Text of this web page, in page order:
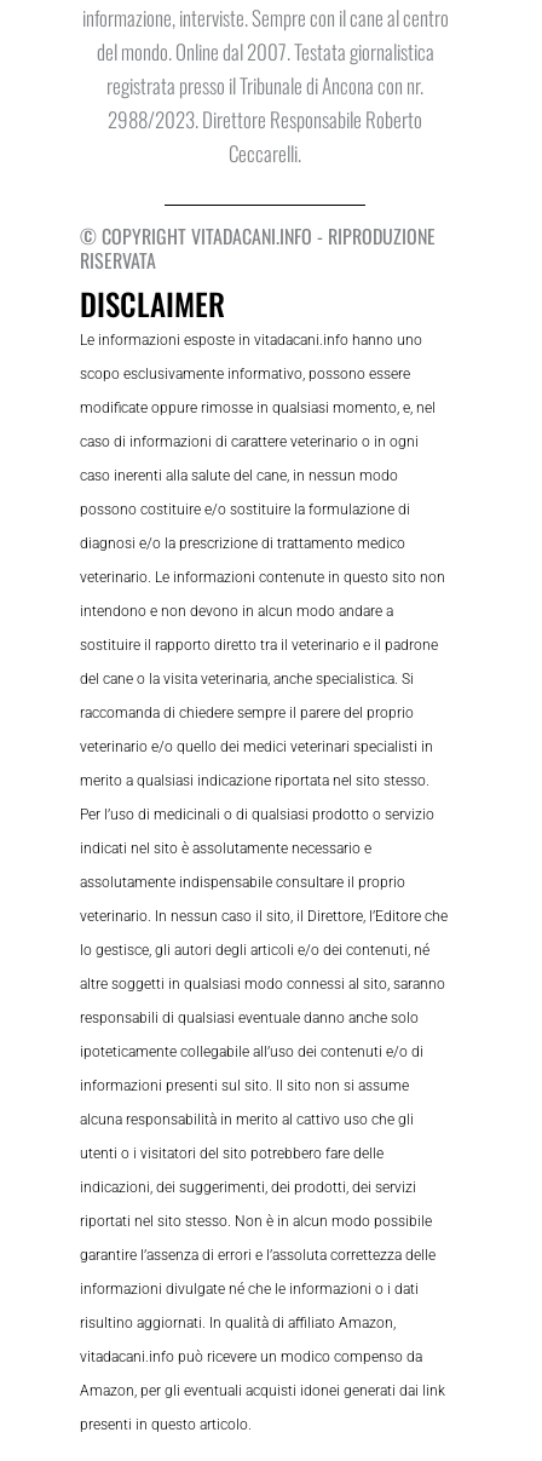
informazione, interviste. Sempre con il cane al centro
del mondo. Online dal 2007. Testata giornalistica
registrata presso il Tribunale di Ancona con nr.
2988/2023. Direttore Responsabile Roberto
Ceccarelli.
© COPYRIGHT VITADACANI.INFO - RIPRODUZIONE
RISERVATA
DISCLAIMER
Le informazioni esposte in vitadacani.info hanno uno
scopo esclusivamente informativo, possono essere
modificate oppure rimosse in qualsiasi momento, e, nel
caso di informazioni di carattere veterinario o in ogni
caso inerenti alla salute del cane, in nessun modo
possono costituire e/o sostituire la formulazione di
diagnosi e/o la prescrizione di trattamento medico
veterinario. Le informazioni contenute in questo sito non
intendono e non devono in alcun modo andare a
sostituire il rapporto diretto tra il veterinario e il padrone
del cane o la visita veterinaria, anche specialistica. Si
raccomanda di chiedere sempre il parere del proprio
veterinario e/o quello dei medici veterinari specialisti in
merito a qualsiasi indicazione riportata nel sito stesso.
Per l’uso di medicinali o di qualsiasi prodotto o servizio
indicati nel sito è assolutamente necessario e
assolutamente indispensabile consultare il proprio
veterinario. In nessun caso il sito, il Direttore, l’Editore che
lo gestisce, gli autori degli articoli e/o dei contenuti, né
altre soggetti in qualsiasi modo connessi al sito, saranno
responsabili di qualsiasi eventuale danno anche solo
ipoteticamente collegabile all’uso dei contenuti e/o di
informazioni presenti sul sito. Il sito non si assume
alcuna responsabilità in merito al cattivo uso che gli
utenti o i visitatori del sito potrebbero fare delle
indicazioni, dei suggerimenti, dei prodotti, dei servizi
riportati nel sito stesso. Non è in alcun modo possibile
garantire l’assenza di errori e l’assoluta correttezza delle
informazioni divulgate né che le informazioni o i dati
risultino aggiornati. In qualità di affiliato Amazon,
vitadacani.info può ricevere un modico compenso da
Amazon, per gli eventuali acquisti idonei generati dai link
presenti in questo articolo.